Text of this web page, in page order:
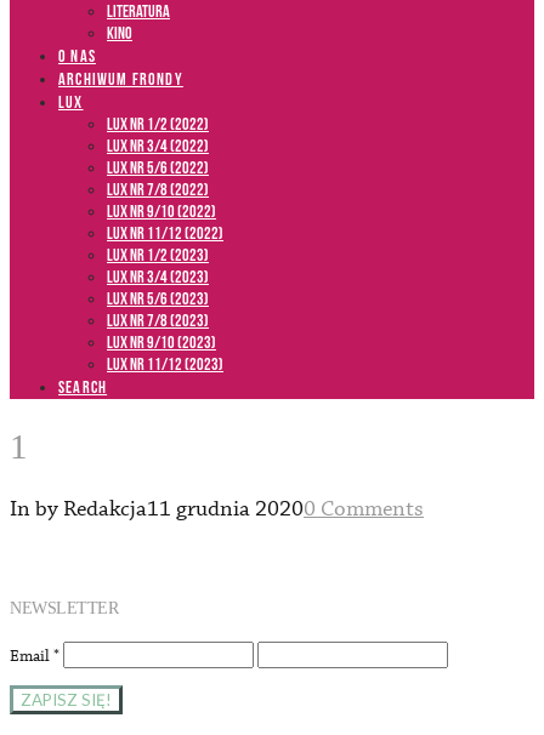
Literatura
Kino
O NAS
ARCHIWUM FRONDY
LUX
LUX NR 1/2 (2022)
LUX NR 3/4 (2022)
LUX NR 5/6 (2022)
LUX NR 7/8 (2022)
LUX nr 9/10 (2022)
LUX NR 11/12 (2022)
LUX NR 1/2 (2023)
LUX NR 3/4 (2023)
LUX NR 5/6 (2023)
LUX NR 7/8 (2023)
LUX NR 9/10 (2023)
LUX NR 11/12 (2023)
SEARCH
1
In by Redakcja11 grudnia 20200 Comments
NEWSLETTER
Email*